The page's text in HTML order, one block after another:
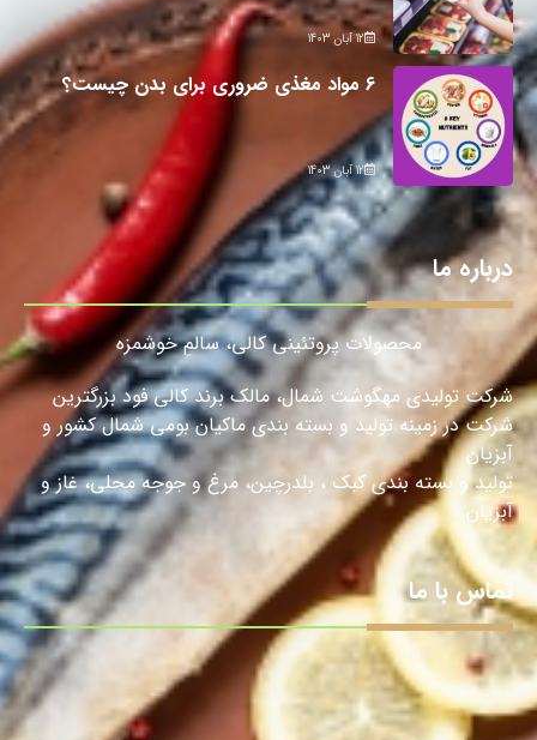
12 آبان 1403
6 مواد مغذی ضروری برای بدن چیست؟
12 آبان 1403
درباره ما
محصولات پروتئینی کالی، سالمِ خوشمزه
شرکت تولیدی مهگوشت شمال، مالک برند کالی فود بزرگترین
شرکت در زمینه تولید و بسته بندی ماکیان بومی شمال کشور و
آبزیان
تولید و بسته بندی کبک ، بلدرچین، مرغ و جوجه محلی، غاز و
آبزیان.
تماس با ما